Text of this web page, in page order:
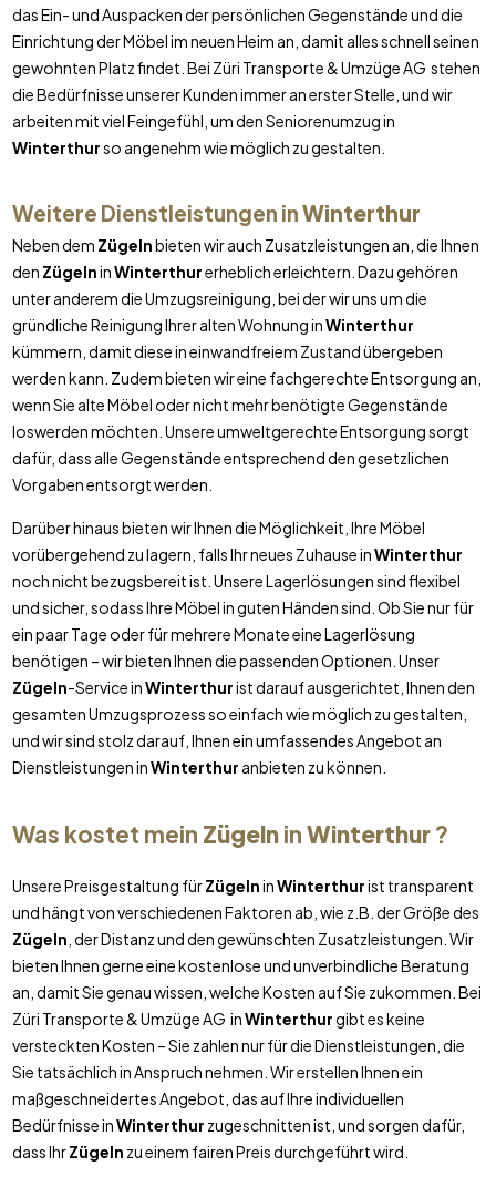
das Ein- und Auspacken der persönlichen Gegenstände und die
Einrichtung der Möbel im neuen Heim an, damit alles schnell seinen
gewohnten Platz findet. Bei Züri Transporte & Umzüge AG stehen
die Bedürfnisse unserer Kunden immer an erster Stelle, und wir
arbeiten mit viel Feingefühl, um den Seniorenumzug in
Winterthurso angenehm wie möglich zu gestalten.
Weitere Dienstleistungen inWinterthur
Neben dem Zügelnbieten wir auch Zusatzleistungen an, die Ihnen
den ZügelninWinterthurerheblich erleichtern. Dazu gehören
unter anderem die Umzugsreinigung, bei der wir uns um die
gründliche Reinigung Ihrer alten Wohnung inWinterthur
kümmern, damit diese in einwandfreiem Zustand übergeben
werden kann. Zudem bieten wir eine fachgerechte Entsorgung an,
wenn Sie alte Möbel oder nicht mehr benötigte Gegenstände
loswerden möchten. Unsere umweltgerechte Entsorgung sorgt
dafür, dass alle Gegenstände entsprechend den gesetzlichen
Vorgaben entsorgt werden.
Darüber hinaus bieten wir Ihnen die Möglichkeit, Ihre Möbel
vorübergehend zu lagern, falls Ihr neues Zuhause inWinterthur
noch nicht bezugsbereit ist. Unsere Lagerlösungen sind flexibel
und sicher, sodass Ihre Möbel in guten Händen sind. Ob Sie nur für
ein paar Tage oder für mehrere Monate eine Lagerlösung
benötigen – wir bieten Ihnen die passenden Optionen. Unser
Zügeln-Service inWinterthurist darauf ausgerichtet, Ihnen den
gesamten Umzugsprozess so einfach wie möglich zu gestalten,
und wir sind stolz darauf, Ihnen ein umfassendes Angebot an
Dienstleistungen inWinterthur anbieten zu können.
Was kostet mein ZügelninWinterthur?
Unsere Preisgestaltung fürZügelninWinterthurist transparent
und hängt von verschiedenen Faktoren ab, wie z.B. der Größe des
Zügeln , der Distanz und den gewünschten Zusatzleistungen. Wir
bieten Ihnen gerne eine kostenlose und unverbindliche Beratung
an, damit Sie genau wissen, welche Kosten auf Sie zukommen. Bei
Züri Transporte & Umzüge AG inWinterthurgibt es keine
versteckten Kosten – Sie zahlen nur für die Dienstleistungen, die
Sie tatsächlich in Anspruch nehmen. Wir erstellen Ihnen ein
maßgeschneidertes Angebot, das auf Ihre individuellen
Bedürfnisse inWinterthur zugeschnitten ist, und sorgen dafür,
dass IhrZügeln zu einem fairen Preis durchgeführt wird.